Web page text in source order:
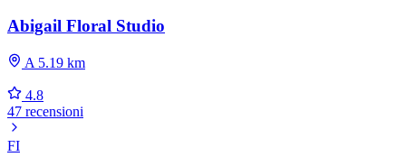
Abigail Floral Studio
A 5.19 km
4.8
47 recensioni
FI